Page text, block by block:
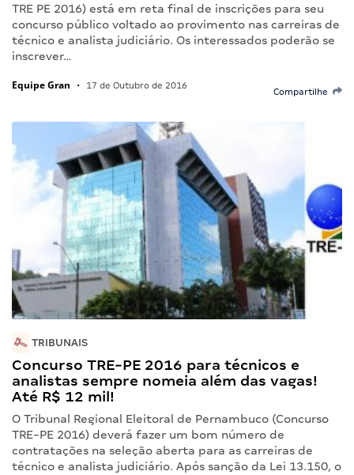
TRE PE 2016) está em reta final de inscrições para seu
concurso público voltado ao provimento nas carreiras de
técnico e analista judiciário. Os interessados poderão se
inscrever…
Equipe Gran • 17 de Outubro de 2016
Compartilhe
TRIBUNAIS
Concurso TRE-PE 2016 para técnicos e
analistas sempre nomeia além das vagas!
Até R$ 12 mil!
O Tribunal Regional Eleitoral de Pernambuco (Concurso
TRE-PE 2016) deverá fazer um bom número de
contratações na seleção aberta para as carreiras de
técnico e analista judiciário. Após sanção da Lei 13.150, o